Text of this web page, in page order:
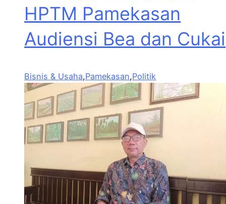
HPTM Pamekasan
Audiensi Bea dan Cukai
Bisnis & Usaha,Pamekasan,Politik